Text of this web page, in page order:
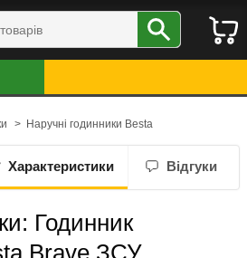
> Наручні годинники Besta
Характеристики Відгуки
Годинник